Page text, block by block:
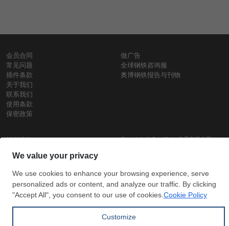
会员合同
常见问题
插件条款
关于我们
联系我们
使用条款
保密政策
做广告
全球钢铁咨询服
奥博钢铁报告与刊物
钢材价格
每日废钢价格
Copyright © SteelOrbis电子市场公司
订
阅
信用卡支
付
支付宝支
付